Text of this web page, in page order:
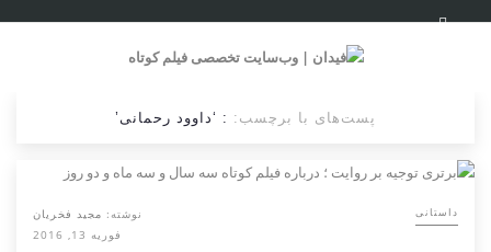
پست‌های با برچسب: : ‘داوود رحمانی’
داستانی نوشته: مجید فخریان
فوریه 13, 2016